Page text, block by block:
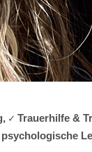
✓ Trauerhilfe